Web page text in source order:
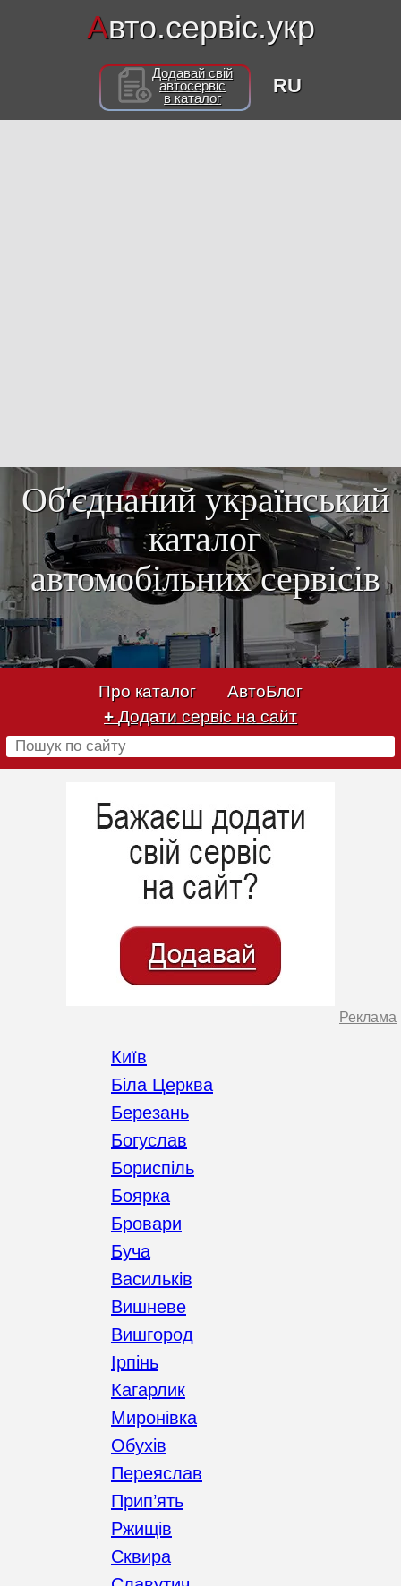
Авто.сервіс.укр
Додавай свій
автосервіс
в каталог
RU
Об'єднаний український
каталог
автомобільних сервісів
Про каталог
АвтоБлог
+ Додати сервіс на сайт
Реклама
Київ
Біла Церква
Березань
Богуслав
Бориспіль
Боярка
Бровари
Буча
Васильків
Вишневе
Вишгород
Ірпінь
Кагарлик
Миронівка
Обухів
Переяслав
Прип’ять
Ржищів
Сквира